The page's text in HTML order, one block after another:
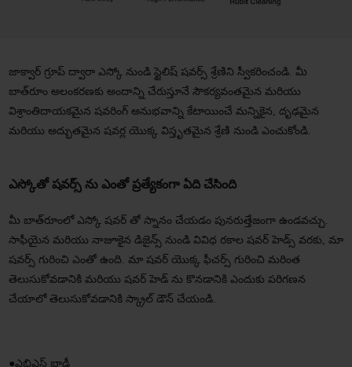
జాక్వార్ గ్రూప్ ద్వారా ఎస్కో నుండి స్టైలిష్ షవర్స్ శ్రేణిని స్వీకరించండి. మీ
బాత్‌రూం అలంకరణకు అందాన్ని చేరుస్తూనే సౌకర్యవంతమైన మరియు
విశ్రాంతిదాయకమైన షవరింగ్ అనుభవాన్ని కేటాయించే మన్నికైన, దృఢమైన
మరియు అద్భుతమైన షవర్ల యొక్క విస్తృతమైన శ్రేణి నుండి ఎంచుకోండి.
ఎస్కోతో షవర్స్ ను ఎంతో ప్రత్యేకంగా ఏది చేసింది
మీ బాత్‌రూంలో ఎస్కో షవర్ తో స్నానం చేయడం పునరుత్తేజంగా ఉండవచ్చు.
సాఫీయైన మరియు నాజూకైన డిజైన్స్ నుండి వివిధ రకాల షవర్ హెడ్స్ వరకు, మా
షవర్స్ గురించి ఎంతో ఉంది. మా షవర్ యొక్క ఫీచర్స్ గురించి మరింత
తెలుసుకోవడానికి మరియు షవర్ హెడ్ ను కొనడానికి ఎందుకు పరిగణన
చేయాలో తెలుసుకోవడానికి స్క్రాల్ డౌన్ చేయండి.
●ఎబిఎస్ బాడీ